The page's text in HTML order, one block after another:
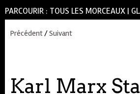
PARCOURIR : TOUS LES MORCEAUX |
Précédent/Suivant
Karl Marx